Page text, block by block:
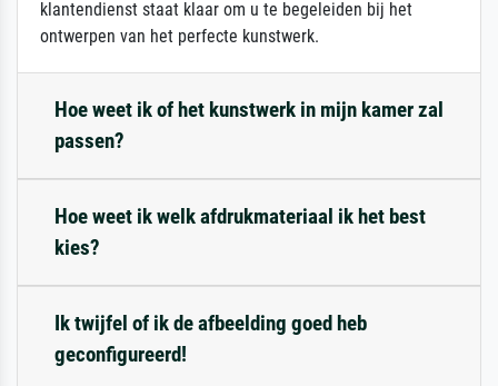
klantendienst staat klaar om u te begeleiden bij het
ontwerpen van het perfecte kunstwerk.
Hoe weet ik of het kunstwerk in mijn kamer zal
passen?
Hoe weet ik welk afdrukmateriaal ik het best
kies?
Ik twijfel of ik de afbeelding goed heb
geconfigureerd!